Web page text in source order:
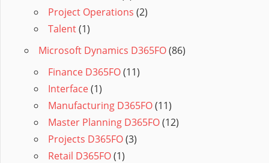
Project Operations (2)
Talent(1)
Microsoft Dynamics D365FO(86)
Finance D365FO(11)
Interface(1)
Manufacturing D365FO(11)
Master Planning D365FO(12)
Projects D365FO(3)
Retail D365FO(1)